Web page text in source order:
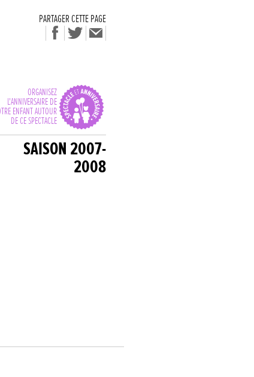
PARTAGER CETTE PAGE
ORGANISEZ
L'ANNIVERSAIRE DE
ENFANT AUTOUR
DE CE SPECTACLE
SAISON 2007-
2008